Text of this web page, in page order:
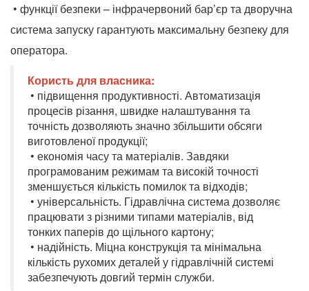
• функції безпеки – інфрачервоний бар’єр та дворучна
система запуску гарантують максимальну безпеку для
оператора.
Користь для власника:
• підвищення продуктивності. Автоматизація
процесів різання, швидке налаштування та
точність дозволяють значно збільшити обсяги
виготовленої продукції;
• економія часу та матеріалів. Завдяки
програмованим режимам та високій точності
зменшується кількість помилок та відходів;
• універсальність. Гідравлічна система дозволяє
працювати з різними типами матеріалів, від
тонких паперів до щільного картону;
• надійність. Міцна конструкція та мінімальна
кількість рухомих деталей у гідравлічній системі
забезпечують довгий термін служби.